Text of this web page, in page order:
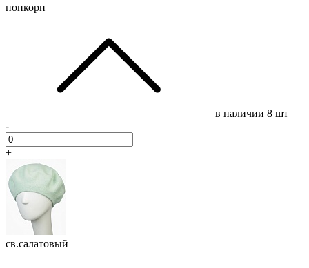
попкорн
в наличии 8 шт
-
+
св.салатовый